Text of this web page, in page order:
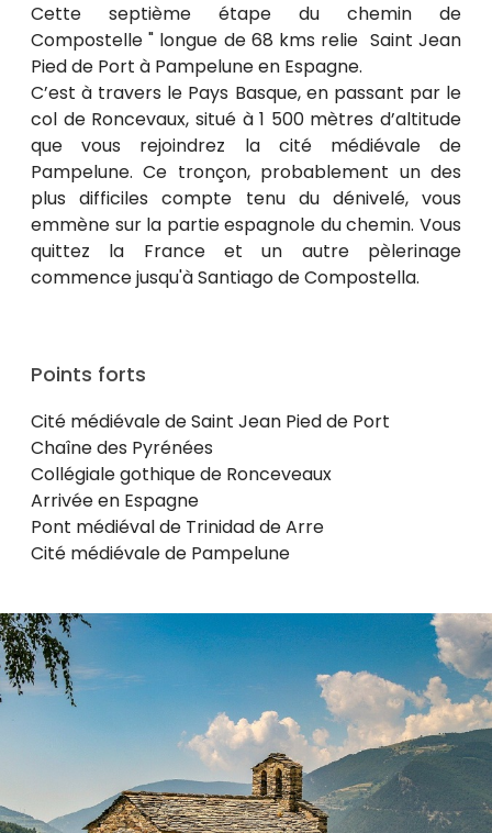
Cette septième étape du chemin de
Compostelle " longue de 68 kms relie Saint Jean
Pied de Port à Pampelune en Espagne.
C’est à travers le Pays Basque, en passant par le
col de Roncevaux, situé à 1 500 mètres d’altitude
que vous rejoindrez la cité médiévale de
Pampelune. Ce tronçon, probablement un des
plus difficiles compte tenu du dénivelé, vous
emmène sur la partie espagnole du chemin. Vous
quittez la France et un autre pèlerinage
commence jusqu'à Santiago de Compostella.
Points forts
Cité médiévale de Saint Jean Pied de Port
Chaîne des Pyrénées
Collégiale gothique de Ronceveaux
Arrivée en Espagne
Pont médiéval de Trinidad de Arre
Cité médiévale de Pampelune